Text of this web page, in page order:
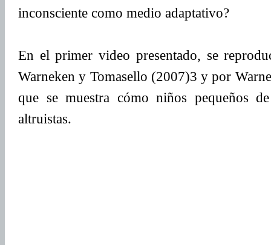
inconsciente como medio adaptativo?
En el primer video presentado, se
Warneken y Tomasello (2007)3 y por
que se muestra cómo niños pequeños
altruistas.